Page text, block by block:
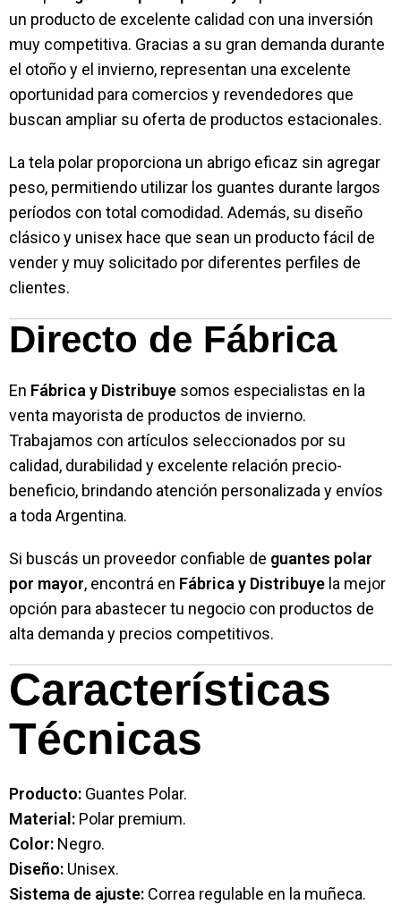
un producto de excelente calidad con una inversión
muy competitiva. Gracias a su gran demanda durante
el otoño y el invierno, representan una excelente
oportunidad para comercios y revendedores que
buscan ampliar su oferta de productos estacionales.
La tela polar proporciona un abrigo eficaz sin agregar
peso, permitiendo utilizar los guantes durante largos
períodos con total comodidad. Además, su diseño
clásico y unisex hace que sean un producto fácil de
vender y muy solicitado por diferentes perfiles de
clientes.
Directo de Fábrica
En Fábrica y Distribuye somos especialistas en la
venta mayorista de productos de invierno.
Trabajamos con artículos seleccionados por su
calidad, durabilidad y excelente relación precio-
beneficio, brindando atención personalizada y envíos
a toda Argentina.
Si buscás un proveedor confiable de guantes polar
por mayor, encontrá en Fábrica y Distribuye la mejor
opción para abastecer tu negocio con productos de
alta demanda y precios competitivos.
Características
Técnicas
Producto: Guantes Polar.
Material: Polar premium.
Color: Negro.
Diseño: Unisex.
Sistema de ajuste: Correa regulable en la muñeca.